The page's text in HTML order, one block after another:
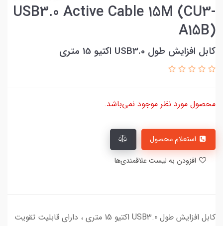
USB3.0 Active Cable 15M (CU3-
A15B)
کابل افزایش طول USB3.0 اکتیو 15 متری
محصول مورد نظر موجود نمی‌باشد.
کابل افزایش طول USB3.0 اکتیو 15 متری ، دارای قابلیت تقویت